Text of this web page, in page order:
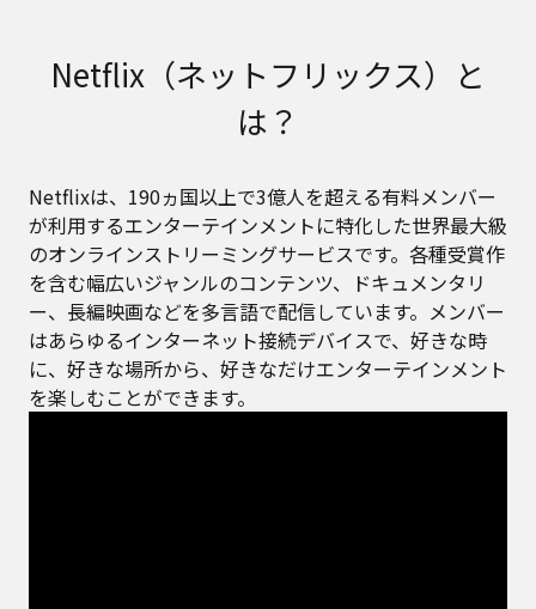
Netflix（ネットフリックス）と
は？
Netflixは、190ヵ国以上で3億人を超える有料メンバー
が利用するエンターテインメントに特化した世界最大級
のオンラインストリーミングサービスです。各種受賞作
を含む幅広いジャンルのコンテンツ、ドキュメンタリ
ー、長編映画などを多言語で配信しています。メンバー
はあらゆるインターネット接続デバイスで、好きな時
に、好きな場所から、好きなだけエンターテインメント
を楽しむことができます。